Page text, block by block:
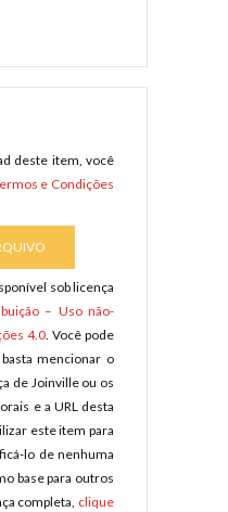
deste item, você
e Condições
sob licença
– Uso não-
4.0. Você pode
mencionar o
de Joinville ou os
e a URL desta
este item para
lo de nenhuma
base para outros
completa, clique